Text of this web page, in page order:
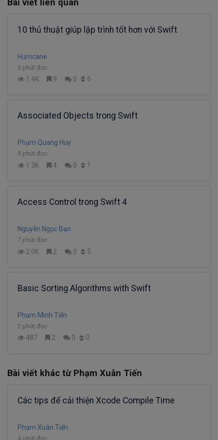
10 thủ thuật giúp lập trình tốt hơn với Swift
Hurricane
3 phút đọc
1.4K 9 0 6
Associated Objects trong Swift
Phạm Quang Huy
3 phút đọc
1.3K 4 0 1
Access Control trong Swift 4
Nguyễn Ngọc Bạn
7 phút đọc
2.0K 2 0 5
Basic Sorting Algorithms with Swift
Phạm Minh Tiến
2 phút đọc
487 2 0 0
Bài viết khác từ Phạm Xuân Tiến
Các tips để cải thiện Xcode Compile Time
Phạm Xuân Tiến
4 phút đọc